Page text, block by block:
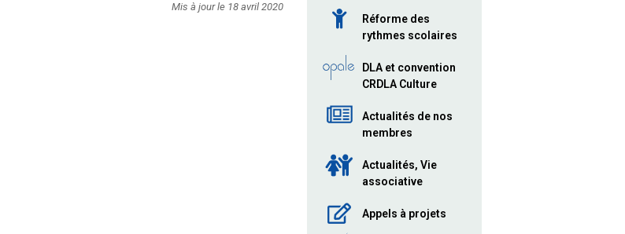
Mis à jour le 18 avril 2020
Réforme des
rythmes scolaires
DLA et convention
CRDLA Culture
Actualités de nos
membres
Actualités, Vie
associative
Appels à projets